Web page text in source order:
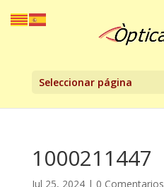
Seleccionar página
1000211447
Jul 25, 2024| 0 Comentarios